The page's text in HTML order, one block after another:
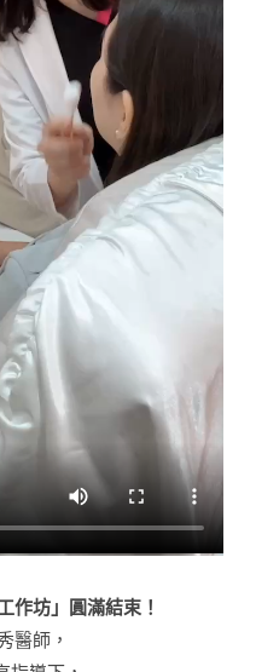
作坊」圓滿結束！
醫師，